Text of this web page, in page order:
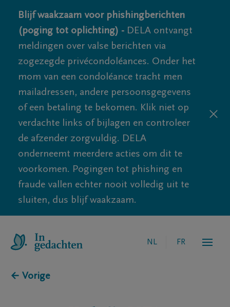
Blijf waakzaam voor phishingberichten
(poging tot oplichting) - DELA ontvangt
meldingen over valse berichten via
zogezegde privécondoléances. Onder het
mom van een condoléance tracht men
mailadressen, andere persoonsgegevens
of een betaling te bekomen. Klik niet op
verdachte links of bijlagen en controleer
de afzender zorgvuldig. DELA
onderneemt meerdere acties om dit te
voorkomen. Pogingen tot phishing en
fraude vallen echter nooit volledig uit te
sluiten, dus blijf waakzaam.
NL FR
← Vorige